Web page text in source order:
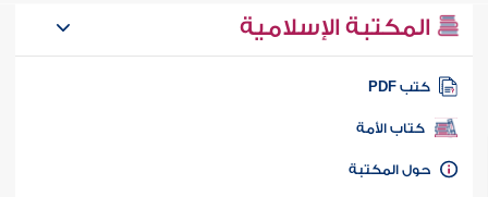
المكتبة الإسلامية
كتب PDF
كتاب الأمة